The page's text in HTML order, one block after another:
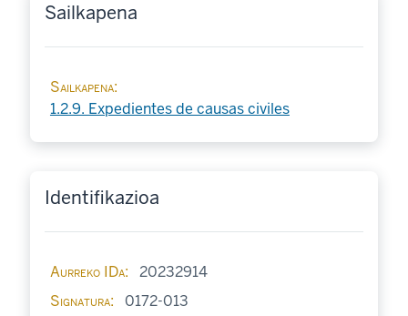
Sailkapena
Sailkapena
1.2.9. Expedientes de causas civiles
Identifikazioa
Aurreko IDa
20232914
Signatura
0172-013